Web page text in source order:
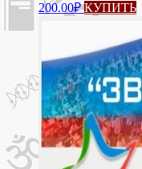
200.00₽ КУПИТЬ